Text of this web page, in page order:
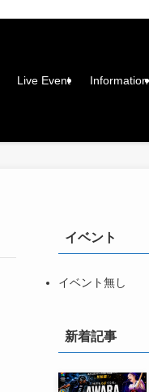
Live Event Information
イベント
イベント無し
新着記事